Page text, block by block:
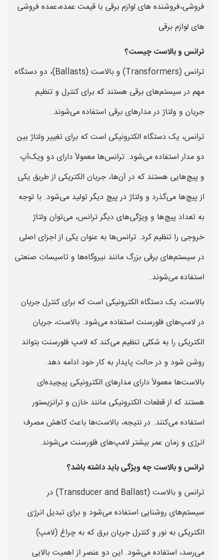
فروشی،فروشنده های لوازم برقی با قیمت عمده،عمده فروشی
های لوازم برقی
ترانس و بالاست چیست؟
ترانس (Transformers) و بالاست (Ballasts)، دو دستگاه
مهم در سیستم‌های برقی هستند که برای کنترل و تنظیم
جریان و ولتاژ در مدارهای برقی استفاده می‌شوند.
ترانس، یک دستگاه الکترونیکی است که برای تغییر ولتاژ بین
دو مدار استفاده می‌شود. ترانس‌ها معمولاً دارای دو ویک‌آپ
و پیچ‌هایی هستند که در آن‌ها، جریان الکتریکی از طریق یکی
از پیچ‌ها می‌گذرد و ولتاژ در پیچ دیگر تولید می‌شود. با توجه
به تعداد پیچ‌ها و ویژگی‌های دیگر ترانس، می‌توان ولتاژ
خروجی را تنظیم کرد. ترانس‌ها به عنوان یکی از اجزای اصلی
در سیستم‌های برقی بزرگ مانند نیروگاه‌ها و تاسیسات صنعتی
استفاده می‌شوند.
بالاست، یک دستگاه الکترونیکی است که برای کنترل جریان
در لامپ‌های فلورسنت استفاده می‌شود. بالاست، جریان
الکتریکی را به شکلی تنظیم می‌کند که لامپ فلورسنت بتواند
روشن شود و در حالت پایدار به کار خود ادامه دهد.
بالاست‌ها معمولاً دارای مدارهای الکترونیکی پیچیده‌ای
هستند که از قطعات الکترونیکی مانند خازن و ترانزیستور
استفاده می‌کنند. در نتیجه، بالاست‌ها باعث کاهش مصرف
انرژی و زمان عمر بیشتر لامپ‌های فلورسنت می‌شوند.
ترانس و بالاست چه ویژگی باید داشته باشد؟
ترانس و بالاست (Transducer and Ballast) در
سیستم‌های روشنایی استفاده می‌شود و برای تبدیل انرژی
الکتریکی به نور و کنترل جریان برق که به چراغ (لامپ)
می‌رسد، استفاده می‌شود. این دو عنصر از اهمیت بالایی